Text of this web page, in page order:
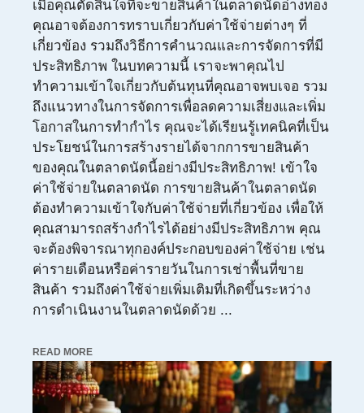
เมื่อคุณตัดสินใจที่จะขายสินค้าในตลาดนัดอ่างทอง
คุณอาจต้องการทราบเกี่ยวกับค่าใช้จ่ายต่างๆ ที่
เกี่ยวข้อง รวมถึงวิธีการคำนวณและการจัดการที่มี
ประสิทธิภาพ ในบทความนี้ เราจะพาคุณไป
ทำความเข้าใจเกี่ยวกับต้นทุนที่คุณอาจพบเจอ รวม
ถึงแนวทางในการจัดการเพื่อลดความเสี่ยงและเพิ่ม
โอกาสในการทำกำไร คุณจะได้เรียนรู้เทคนิคที่เป็น
ประโยชน์ในการสร้างรายได้จากการขายสินค้า
ของคุณในตลาดนัดนี้อย่างมีประสิทธิภาพ! เข้าใจ
ค่าใช้จ่ายในตลาดนัด การขายสินค้าในตลาดนัด
ต้องทำความเข้าใจกับค่าใช้จ่ายที่เกี่ยวข้อง เพื่อให้
คุณสามารถสร้างกำไรได้อย่างมีประสิทธิภาพ คุณ
จะต้องพิจารณาทุกองค์ประกอบของค่าใช้จ่าย เช่น
ค่ารายเดือนหรือค่ารายวันในการเช่าพื้นที่ขาย
สินค้า รวมถึงค่าใช้จ่ายเพิ่มเติมที่เกิดขึ้นระหว่าง
การดำเนินงานในตลาดนัดด้วย ...
READ MORE